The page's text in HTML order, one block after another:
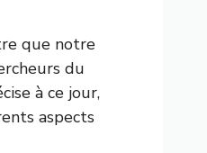
que notre
du
à ce jour,
aspects